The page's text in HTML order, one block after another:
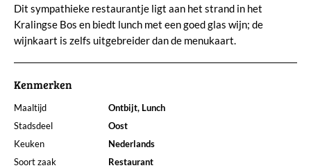
Dit sympathieke restaurantje ligt aan het strand in het
Kralingse Bos en biedt lunch met een goed glas wijn; de
wijnkaart is zelfs uitgebreider dan de menukaart.
Kenmerken
Maaltijd
Ontbijt, Lunch
Stadsdeel
Oost
Keuken
Nederlands
Soort zaak
Restaurant